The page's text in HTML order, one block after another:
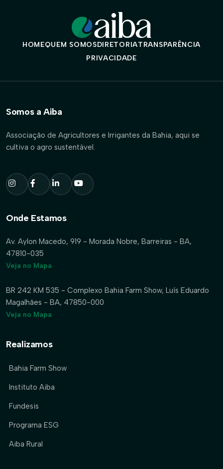
HOMEQUEM SOMOSDIRETORIATRANSPARÊNCIA
PRIVACIDADE
Somos a Aiba
Associação de Agricultores e Irrigantes da Bahia, aqui se
cultiva o agro sustentável.
Onde Estamos
Av. Aylon Macedo, 919 - Morada Nobre, Barreiras - BA,
47810-035
Veja no Mapa
BR 242 KM 535 - Complexo Bahia Farm Show, Luís Eduardo
Magalhães - BA, 47850-000
Veja no Mapa
Realizamos
Bahia Farm Show
Instituto Aiba
Fundesis
Programa ESG
Aiba Rural